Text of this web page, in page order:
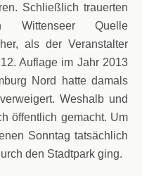
Schließlich trauerten
Wittenseer Quelle
als der Veranstalter
Auflage im Jahr 2013
Nord hatte damals
Weshalb und
öffentlich gemacht. Um
Sonntag tatsächlich
den Stadtpark ging.